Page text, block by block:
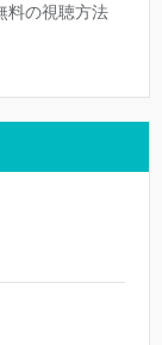
料の視聴方法